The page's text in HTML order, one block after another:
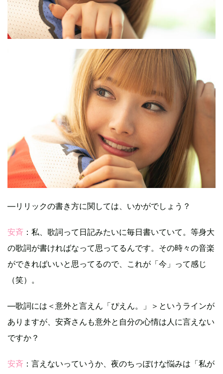
―リリックの書き方に関しては、いかがでしょう？
安斉 ：私、歌詞って日記みたいに毎日書いていて。等身大
の歌詞が書ければなって思ってるんです。その時々の音楽
ができればいいと思ってるので、これが「今」って感じ
（笑）。
―歌詞には＜意外と言えん「ぴえん。」＞というラインが
ありますが、安斉さんも意外と自分の心情は人に言えない
ですか？
安斉 ：言えないっていうか、夜のちっぽけな悩みは「私が